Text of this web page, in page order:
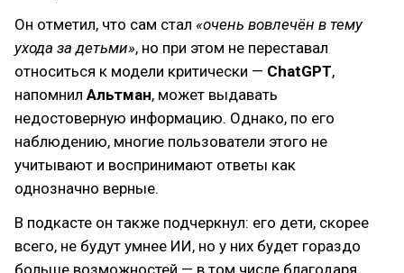
Он отметил, что сам стал «очень вовлечён в тему
ухода за детьми», но при этом не переставал
относиться к модели критически — ChatGPT,
напомнил Альтман, может выдавать
недостоверную информацию. Однако, по его
наблюдению, многие пользователи этого не
учитывают и воспринимают ответы как
однозначно верные.
В подкасте он также подчеркнул: его дети, скорее
всего, не будут умнее ИИ, но у них будет гораздо
больше возможностей — в том числе благодаря